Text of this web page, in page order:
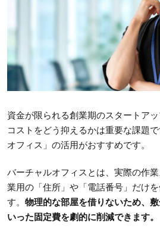
資金が限られる創業期のスタートア
コストをどう抑えるかは重要な課題
オフィス」の活用がおすすめです。
バーチャルオフィスとは、実際の作
業用の「住所」や「電話番号」だけ
す。 物理的な部屋を借りないため、
いった固定費を劇的に削減できます。